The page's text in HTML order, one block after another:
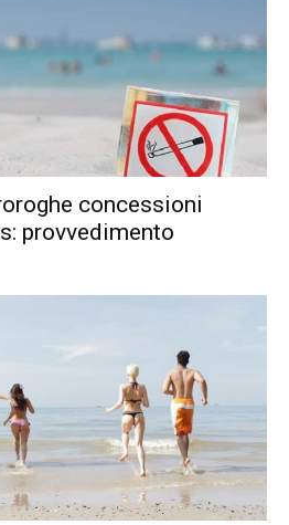
concessioni
provvedimento